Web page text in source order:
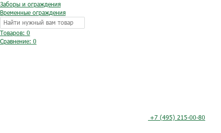
Заборы и ограждения
Временные ограждения
Товаров: 0
Сравнение: 0
+7 (495) 215-00-80